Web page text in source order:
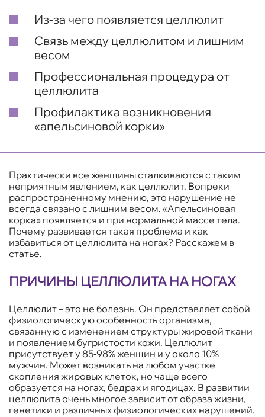
Из-за чего появляется целлюлит
Связь между целлюлитом и лишним
весом
Профессиональная процедура от
целлюлита
Профилактика возникновения
«апельсиновой корки»
Практически все женщины сталкиваются с таким
неприятным явлением, как целлюлит. Вопреки
распространенному мнению, это нарушение не
всегда связано с лишним весом. «Апельсиновая
корка» появляется и при нормальной массе тела.
Почему развивается такая проблема и как
избавиться от целлюлита на ногах? Расскажем в
статье.
ПРИЧИНЫ ЦЕЛЛЮЛИТА НА НОГАХ
Целлюлит – это не болезнь. Он представляет собой
физиологическую особенность организма,
связанную с изменением структуры жировой ткани
и появлением бугристости кожи. Целлюлит
присутствует у 85-98% женщин и у около 10%
мужчин. Может возникать на любом участке
скопления жировых клеток, но чаще всего
образуется на ногах, бедрах и ягодицах. В развитии
целлюлита очень многое зависит от образа жизни,
генетики и различных физиологических нарушений.